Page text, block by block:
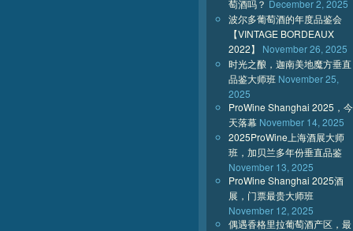
萄酒吗？ December 2, 2025
波尔多葡萄酒的年度品鉴会
【VINTAGE BORDEAUX
2022】
November 26, 2025
时光之酿，迦南美地魔方垂直
品鉴大师班 November 25,
2025
ProWine Shanghai 2025，今
天落幕 November 14, 2025
2025ProWine上海酒展大师
班，加贝兰多年份垂直品鉴
November 13, 2025
ProWine Shanghai 2025酒
展，门票最贵大师班
November 12, 2025
偶遇香格里拉葡萄酒产区，最